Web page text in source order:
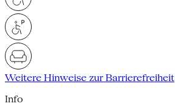
Weitere Hinweise zur Barrierefreiheit
Info